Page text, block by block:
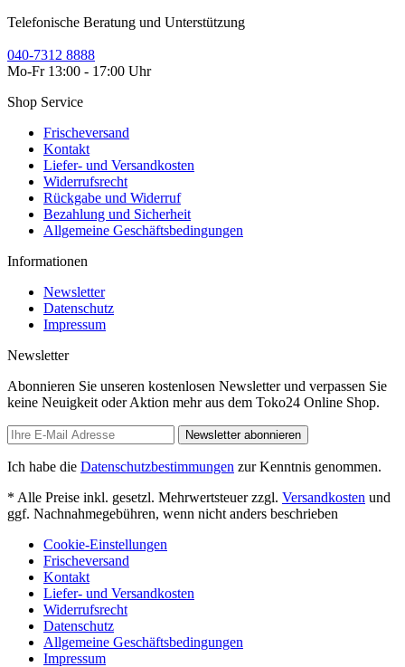
Telefonische Beratung und Unterstützung
040-7312 8888
Mo-Fr 13:00 - 17:00 Uhr
Shop Service
Frischeversand
Kontakt
Liefer- und Versandkosten
Widerrufsrecht
Rückgabe und Widerruf
Bezahlung und Sicherheit
Allgemeine Geschäftsbedingungen
Informationen
Newsletter
Datenschutz
Impressum
Newsletter
Abonnieren Sie unseren kostenlosen Newsletter und verpassen Sie
keine Neuigkeit oder Aktion mehr aus dem Toko24 Online Shop.
Newsletter abonnieren
Ich habe die Datenschutzbestimmungen zur Kenntnis genommen.
* Alle Preise inkl. gesetzl. Mehrwertsteuer zzgl. Versandkosten und
ggf. Nachnahmegebühren, wenn nicht anders beschrieben
Cookie-Einstellungen
Frischeversand
Kontakt
Liefer- und Versandkosten
Widerrufsrecht
Datenschutz
Allgemeine Geschäftsbedingungen
Impressum